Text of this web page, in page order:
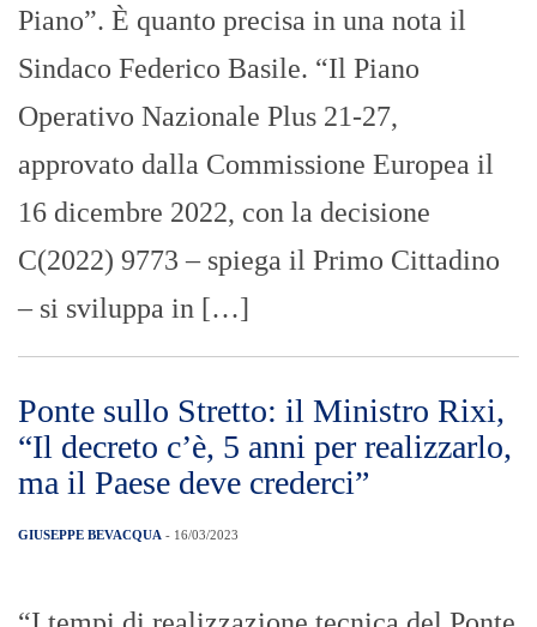
Piano”. È quanto precisa in una nota il
Sindaco Federico Basile. “Il Piano
Operativo Nazionale Plus 21-27,
approvato dalla Commissione Europea il
16 dicembre 2022, con la decisione
C(2022) 9773 – spiega il Primo Cittadino
– si sviluppa in […]
Ponte sullo Stretto: il Ministro Rixi,
“Il decreto c’è, 5 anni per realizzarlo,
ma il Paese deve crederci”
GIUSEPPE BEVACQUA - 16/03/2023